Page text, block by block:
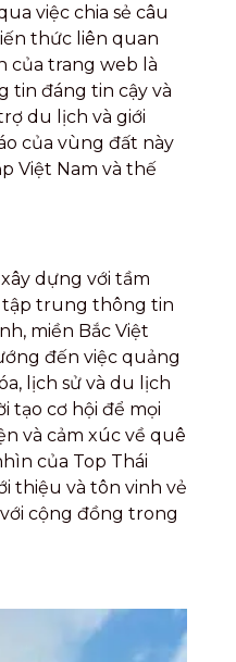
việc chia sẻ câu
thức liên quan
của trang web là
tin đáng tin cậy và
du lịch và giới
của vùng đất này
Việt Nam và thế
dựng với tầm
trung thông tin
miền Bắc Việt
đến việc quảng
lịch sử và du lịch
tạo cơ hội để mọi
và cảm xúc về quê
của Top Thái
thiệu và tôn vinh vẻ
cộng đồng trong